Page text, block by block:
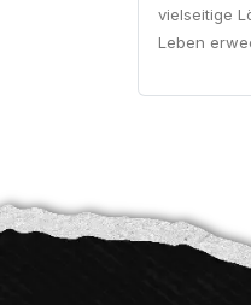
vielseitige
Leben